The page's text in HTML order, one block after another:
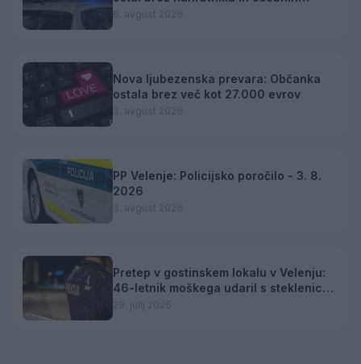
predmetov
6. avgust 2026
Nova ljubezenska prevara: Občanka
ostala brez več kot 27.000 evrov
3. avgust 2026
PP Velenje: Policijsko poročilo - 3. 8.
2026
3. avgust 2026
Pretep v gostinskem lokalu v Velenju:
46-letnik moškega udaril s steklenico
in ga zabodel
29. julij 2026